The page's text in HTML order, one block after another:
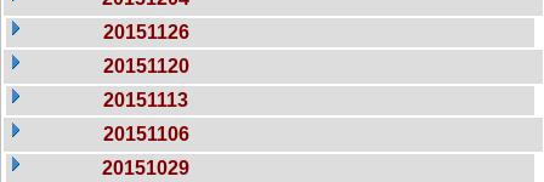
20151126
20151120
20151113
20151106
20151029